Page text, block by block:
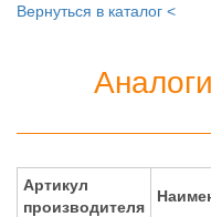
Вернуться в каталог <
Артикул
производителя